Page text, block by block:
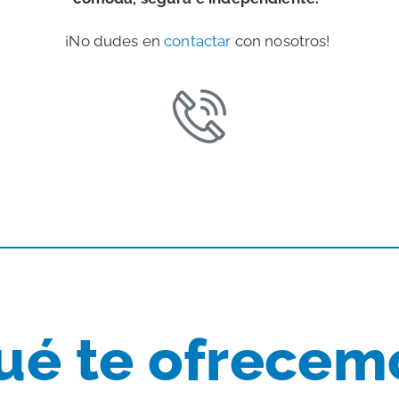
¡No dudes encontactar con nosotros!
te